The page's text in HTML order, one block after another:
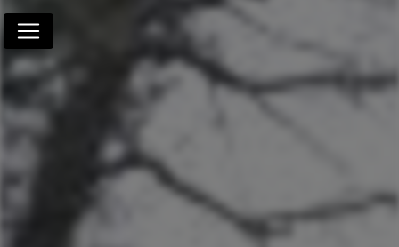
Panneau de gestion des cookies